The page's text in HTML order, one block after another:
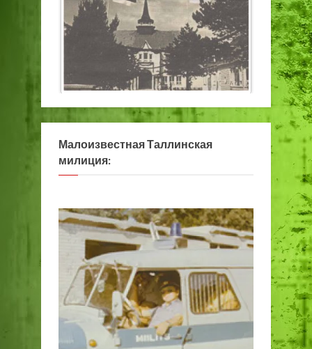
Малоизвестная Таллинская
милиция: